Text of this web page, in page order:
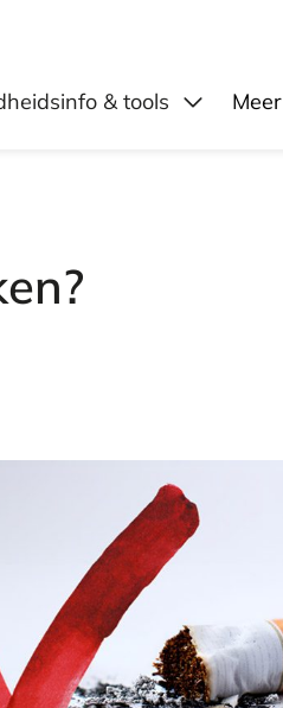
(Online) regelen
& tools Meer